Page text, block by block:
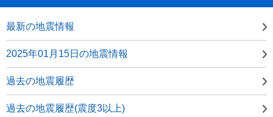
最新の地震情報
2025年01月15日の地震情報
過去の地震履歴
過去の地震履歴(震度3以上)